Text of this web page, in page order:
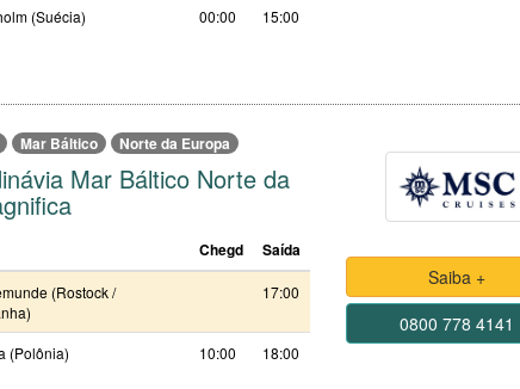
(Suécia) 00:00 15:00
Mar Báltico Norte da Europa
Mar Báltico Norte da
Chegd Saída
(Rostock /
17:00
(Polônia) 10:00 18:00
Saiba +
0800 778 4141